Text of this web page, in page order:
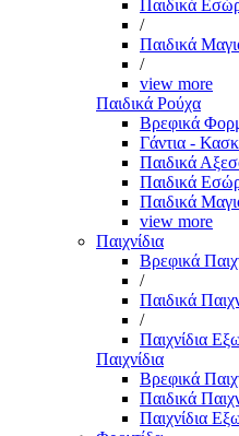
Παιδικά
/
Παιδικά
/
view more
Παιδικά Ρούχα
Βρεφικά
Γάντια -
Παιδικά
Παιδικά
Παιδικά
view more
Παιχνίδια
Βρεφικά
/
Παιδικά
/
Παιχνίδια
Παιχνίδια
Βρεφικά
Παιδικά
Παιχνίδια